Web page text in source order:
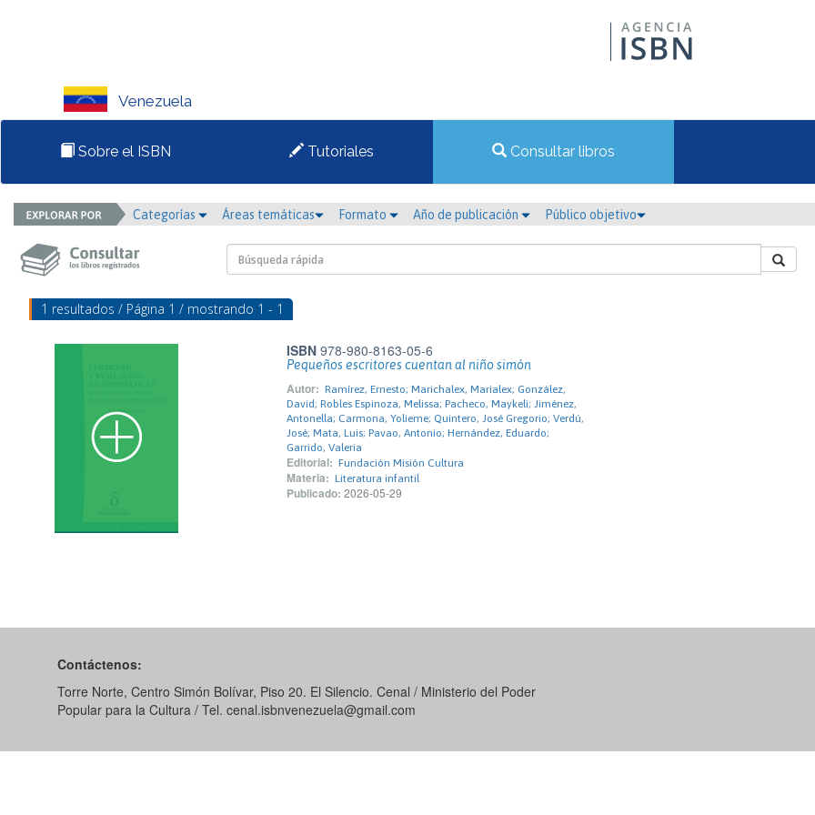
Venezuela
Sobre el ISBN Tutoriales Consultar libros
Categorías Áreas temáticas Formato Año de publicación Público objetivo
1 resultados / Página 1 / mostrando 1 - 1
ISBN 978-980-8163-05-6
Pequeños escritores cuentan al niño simón
Autor: Ramírez, Ernesto; Marichalex, Marialex; González,
David; Robles Espinoza, Melissa; Pacheco, Maykeli; Jiménez,
Antonella; Carmona, Yolieme; Quintero, José Gregorio; Verdú,
José; Mata, Luis; Pavao, Antonio; Hernández, Eduardo;
Garrido, Valeria
Editorial: Fundación Misión Cultura
Materia: Literatura infantil
Publicado: 2026-05-29
Contáctenos:
Torre Norte, Centro Simón Bolívar, Piso 20. El Silencio. Cenal / Ministerio del Poder
Popular para la Cultura / Tel. cenal.isbnvenezuela@gmail.com